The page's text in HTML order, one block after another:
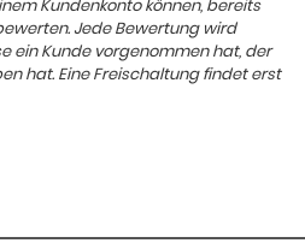
Kundenkonto können, bereits
Jede Bewertung wird
ein Kunde vorgenommen hat, der
hat. Eine Freischaltung findet erst